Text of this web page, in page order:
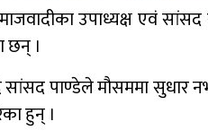
उपाध्यक्ष एवं सांसद
छन् ।
पाण्डेले मौसममा सुधार
हुन् ।